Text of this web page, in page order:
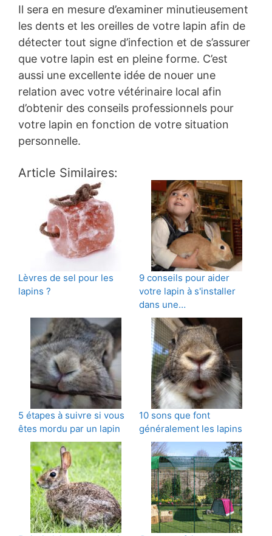
Il sera en mesure d’examiner minutieusement
les dents et les oreilles de votre lapin afin de
détecter tout signe d’infection et de s’assurer
que votre lapin est en pleine forme. C’est
aussi une excellente idée de nouer une
relation avec votre vétérinaire local afin
d’obtenir des conseils professionnels pour
votre lapin en fonction de votre situation
personnelle.
Article Similaires:
Lèvres de sel pour les
lapins ?
9 conseils pour aider
votre lapin à s'installer
dans une…
5 étapes à suivre si vous
êtes mordu par un lapin
10 sons que font
généralement les lapins